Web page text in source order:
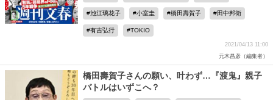
池江璃花子 小室圭 橋田壽賀子 田中邦衛
有吉弘行 TOKIO
2021/04/13 11:00
元木昌彦（編集者）
橋田壽賀子さんの願い、叶わず…『渡鬼』親子
バトルはいずこへ？